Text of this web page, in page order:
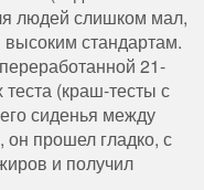
людей слишком мал,
стандартам.
21-
(краш-тесты с
сиденья между
прошел гладко, с
и получил